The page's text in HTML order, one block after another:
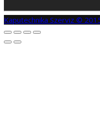
Kaputechnika Szerviz ©